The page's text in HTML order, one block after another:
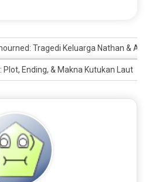
Tragedi Keluarga Nathan &
Plot, Ending, & Makna Kutukan Laut